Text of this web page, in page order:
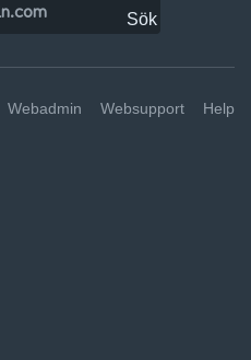
Webadmin Websupport Help